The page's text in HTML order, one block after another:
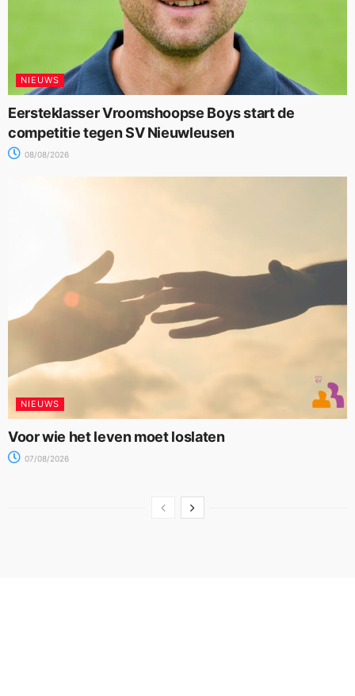
NIEUWS
Eersteklasser Vroomshoopse Boys start de
competitie tegen SV Nieuwleusen
08/08/2026
NIEUWS
Voor wie het leven moet loslaten
07/08/2026